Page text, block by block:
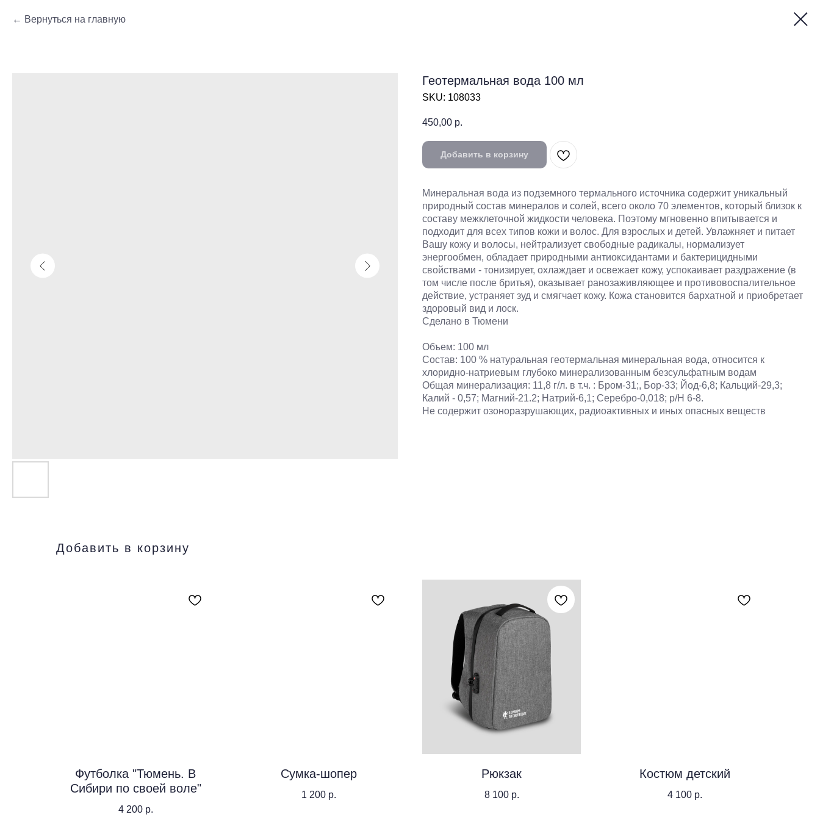
Вернуться на главную
Геотермальная вода 100 мл
SKU: 108033
450,00 р.
Добавить в корзину
Минеральная вода из подземного термального источника содержит уникальный
природный состав минералов и солей, всего около 70 элементов, который близок к
составу межклеточной жидкости человека. Поэтому мгновенно впитывается и
подходит для всех типов кожи и волос. Для взрослых и детей. Увлажняет и питает
Вашу кожу и волосы, нейтрализует свободные радикалы, нормализует
энергообмен, обладает природными антиоксидантами и бактерицидными
свойствами - тонизирует, охлаждает и освежает кожу, успокаивает раздражение (в
том числе после бритья), оказывает ранозаживляющее и противовоспалительное
действие, устраняет зуд и смягчает кожу. Кожа становится бархатной и приобретает
здоровый вид и лоск.
Сделано в Тюмени
Объем: 100 мл
Состав: 100 % натуральная геотермальная минеральная вода, относится к
хлоридно-натриевым глубоко минерализованным безсульфатным водам
Общая минерализация: 11,8 г/л. в т.ч. : Бром-31;, Бор-33; Йод-6,8; Кальций-29,3;
Калий - 0,57; Магний-21.2; Натрий-6,1; Серебро-0,018; р/Н 6-8.
Не содержит озоноразрушающих, радиоактивных и иных опасных веществ
Добавить в корзину
Футболка "Тюмень. В
Сибири по своей воле"
4 200 р.
Сумка-шопер
1 200 р.
Рюкзак
8 100 р.
Костюм детский
4 100 р.